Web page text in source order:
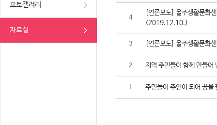
포토갤러리
자료실
4
[언론보도] 울주생활문화
(2019.12.10.)
3 [언론보도] 울주생활문화
2 지역 주민들이 함께 만들
1 주민들이 주인이 되어 꿈